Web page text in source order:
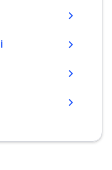
chevron_right
chevron_right
chevron_right
chevron_right